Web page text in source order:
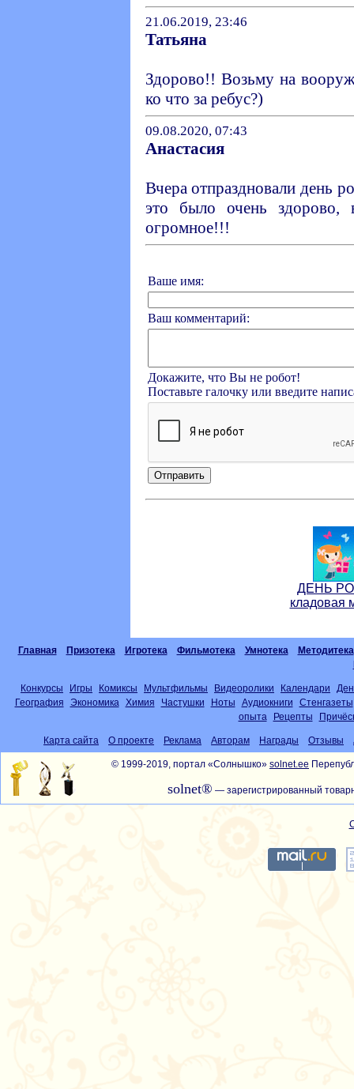
21.06.2019, 23:46
Татьяна
Здорово!! Возьму на
ко что за ребус?)
09.08.2020, 07:43
Анастасия
Вчера отпраздновали день
это было очень здорово,
огромное!!!
Ваше имя:
Ваш комментарий:
Докажите, что Вы не робот!
Поставьте галочку или введите
ДЕНЬ
кладовая
Главная Призотека Игротека Фильмотека Умнотека
Методитека
Конкурсы Игры Комиксы Мультфильмы Видеоролики Календари
География
Экономика Химия Частушки Ноты Аудиокниги
Стенгазеты
опыта
Рецепты
Карта сайта О проекте Реклама Авторам Награды Отзывы
© 1999-2019, портал «Солнышко» solnet.ee
solnet® — зарегистрированный